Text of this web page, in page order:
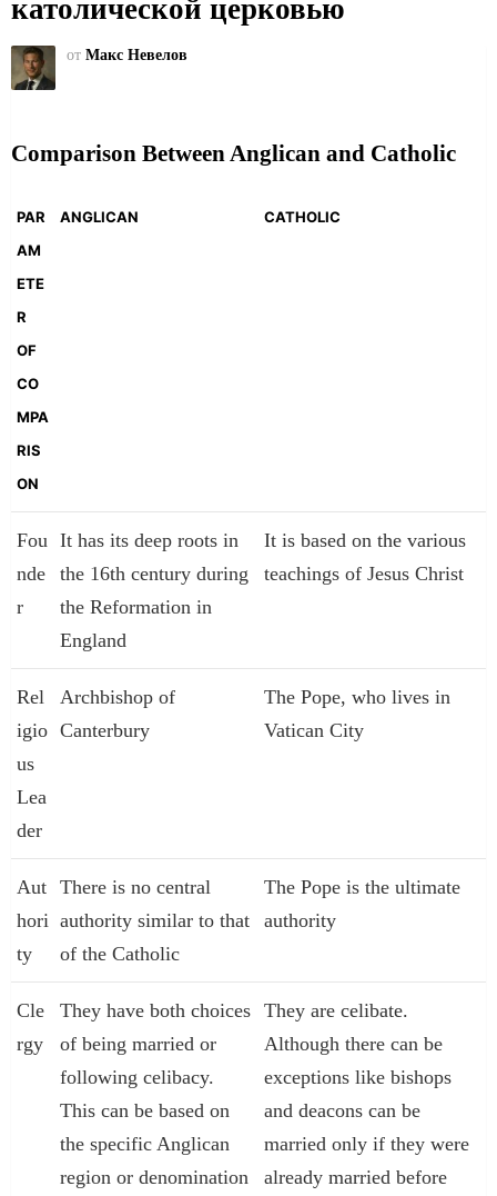
католической церковью
от Макс Невелов
Comparison Between Anglican and Catholic
PAR
AM
ETE
R
OF
CO
MPA
RIS
ON
ANGLICAN CATHOLIC
Fou
nde
r
It has its deep roots in
the 16th century during
the Reformation in
England
It is based on the various
teachings of Jesus Christ
Rel
igio
us
Lea
der
Archbishop of
Canterbury
The Pope, who lives in
Vatican City
Aut
hori
ty
There is no central
authority similar to that
of the Catholic
The Pope is the ultimate
authority
Cle
rgy
They have both choices
of being married or
following celibacy.
This can be based on
the specific Anglican
region or denomination
They are celibate.
Although there can be
exceptions like bishops
and deacons can be
married only if they were
already married before